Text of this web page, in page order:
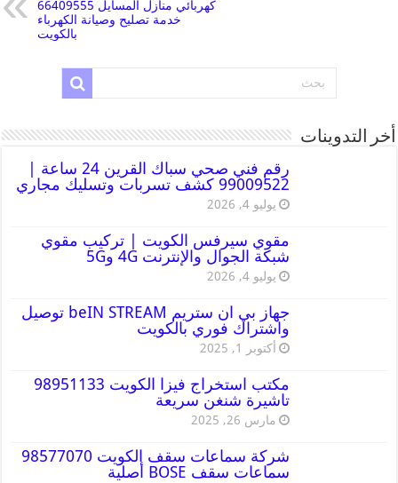
كهربائي منازل المسايل 66409555
خدمة تصليح وصيانة الكهرباء
بالكويت
أخر التدوينات
رقم فني صحي سباك القرين 24 ساعة |
99009522 كشف تسربات وتسليك مجاري
يوليو 4, 2026
مقوي سيرفس الكويت | تركيب مقوي
شبكة الجوال والإنترنت 4G و5G
يوليو 4, 2026
جهاز بي ان ستريم beIN STREAM توصيل
واشتراك فوري بالكويت
أكتوبر 1, 2025
مكتب استخراج فيزا الكويت 98951133
تاشيرة شنغن سريعة
مارس 26, 2025
شركة سماعات سقف الكويت 98577070
سماعات سقف BOSE أصلية